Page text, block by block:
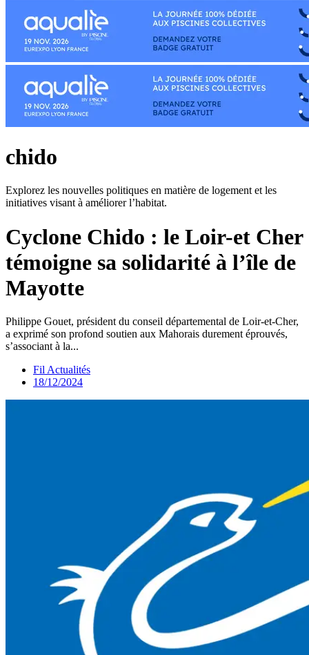
chido
Explorez les nouvelles politiques en matière de logement et les
initiatives visant à améliorer l’habitat.
Cyclone Chido : le Loir-et Cher
témoigne sa solidarité à l’île de
Mayotte
Philippe Gouet, président du conseil départemental de Loir-et-Cher,
a exprimé son profond soutien aux Mahorais durement éprouvés,
s’associant à la...
Fil Actualités
18/12/2024